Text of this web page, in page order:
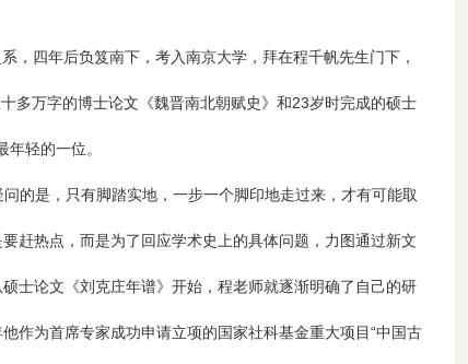
，四年后负笈南下，考入南京大学，拜在程千帆先生门下，
多万字的博士论文《魏晋南北朝赋史》和23岁时完成的硕士
轻的一位。
的是，只有脚踏实地，一步一个脚印地走过来，才有可能取
赶热点，而是为了回应学术史上的具体问题，力图通过新文
士论文《刘克庄年谱》开始，程老师就逐渐明确了自己的研
作为首席专家成功申请立项的国家社科基金重大项目“中国古